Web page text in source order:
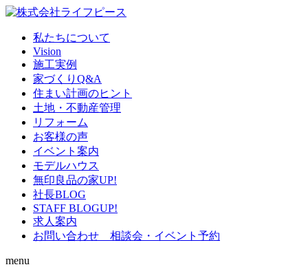
私たちについて
Vision
施工実例
家づくりQ&A
住まい計画のヒント
土地・不動産管理
リフォーム
お客様の声
イベント案内
モデルハウス
無印良品の家UP!
社長BLOG
STAFF BLOGUP!
求人案内
お問い合わせ 相談会・イベント予約
menu